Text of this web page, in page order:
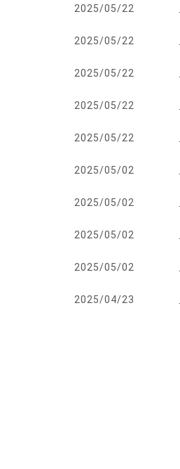
2025/05/22
2025/05/22
2025/05/22
2025/05/22
2025/05/22
2025/05/02
2025/05/02
2025/05/02
2025/05/02
2025/04/23